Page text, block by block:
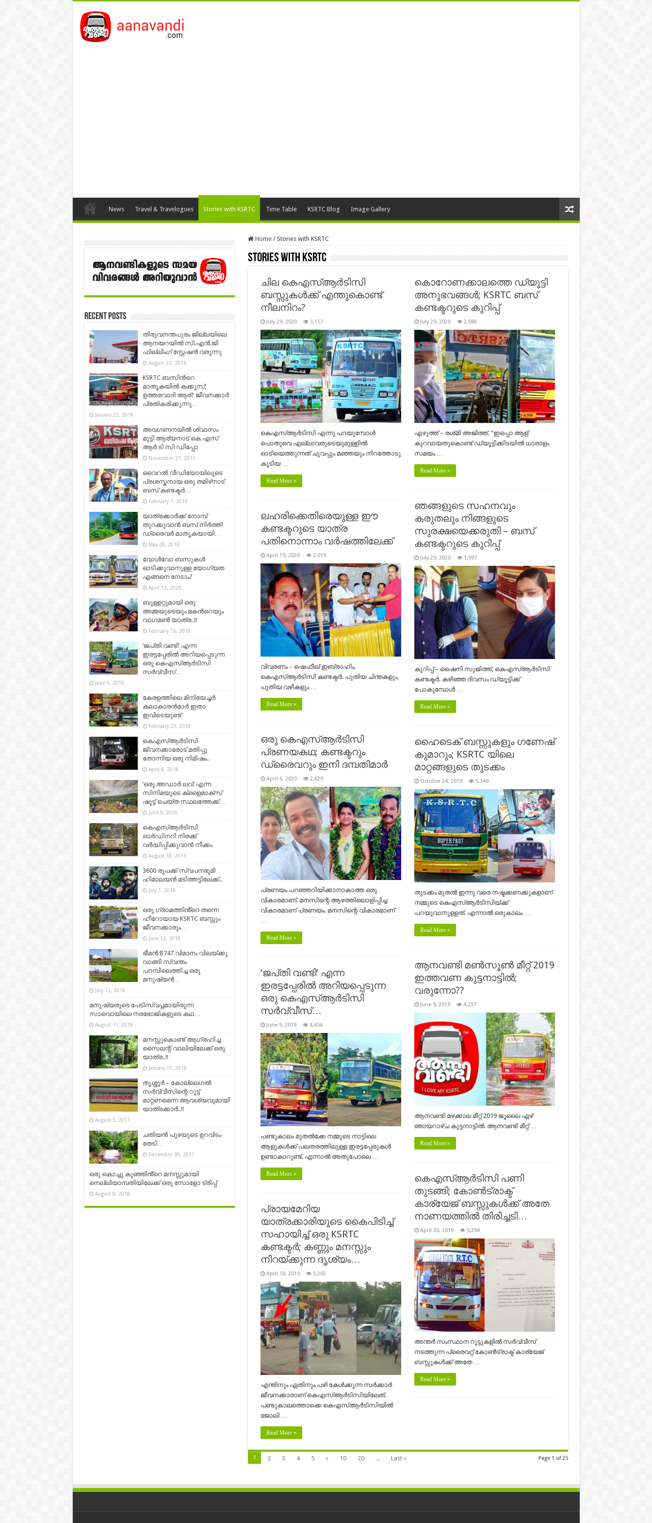
News Travel & Travelogues Stories with KSRTC Time Table KSRTC Blog Image Gallery
Home / Stories with KSRTC
Stories with KSRTC
ചില കെഎസ്ആർടിസി
ബസ്സുകൾക്ക് എന്തുകൊണ്ട്
നീലനിറം?
July 29, 2020 3,157
കെഎസ്ആർടിസി എന്നു പറയുമ്പോൾ
പൊതുവെ എല്ലാവരുടെയുമുള്ളിൽ
ഓടിയെത്തുന്നത് ചുവപ്പും മഞ്ഞയും നിറത്തോടു
കൂടിയ …
Read More »
കൊറോണക്കാലത്തെ ഡ്യൂട്ടി
അനുഭവങ്ങൾ; KSRTC ബസ്
കണ്ടക്ടറുടെ കുറിപ്പ്
July 29, 2020 2,086
എഴുത്ത് – രശ്‌മി അജിത്ത്. “ഇപ്പൊ ആള്
കുറവായതുകൊണ്ട് ഡ്യൂട്ടിക്കിടയിൽ ധാരാളം
സമയം …
Read More »
ഞങ്ങളുടെ സഹനവും
കരുതലും നിങ്ങളുടെ
സുരക്ഷയെക്കരുതി – ബസ്
കണ്ടക്ടറുടെ കുറിപ്പ്
July 29, 2020 1,997
കുറിപ്പ് – ഷൈനി സുജിത്ത്, കെഎസ്ആർടിസി
കണ്ടക്ടർ. കഴിഞ്ഞ ദിവസം ഡ്യൂട്ടിക്ക്
പോകുമ്പോൾ …
Read More »
ലഹരിക്കെതിരെയുള്ള ഈ
കണ്ടക്ടറുടെ യാത്ര
പതിനൊന്നാം വർഷത്തിലേക്ക്
April 19, 2020 2,019
വിവരണം – ഷെഫീഖ് ഇബ്രാഹിം,
കെഎസ്ആർടിസി കണ്ടക്ടർ. പുതിയ ചിന്തകളും,
പുതിയ വഴികളും …
Read More »
ഒരു കെഎസ്ആർടിസി
പ്രണയകഥ; കണ്ടക്ടറും
ഡ്രൈവറും ഇനി ദമ്പതിമാർ
April 6, 2020 2,629
പ്രണയം പറഞ്ഞറിയിക്കാനാകാത്ത ഒരു
വികാരമാണ്. മനസിന്റെ ആഴത്തിലൊളിപ്പിച്ച
വികാരമാണ് പ്രണയം. മനസിന്റെ വികാരമാണ്
…
Read More »
ഹൈടെക് ബസ്സുകളും ഗണേഷ്
കുമാറും; KSRTC യിലെ
മാറ്റങ്ങളുടെ തുടക്കം
October 24, 2019 5,349
തുടക്കം മുതൽ ഇന്നു വരെ നഷ്ടക്കണക്കുകളാണ്
നമ്മുടെ കെഎസ്ആർടിസിയ്ക്ക്
പറയുവാനുള്ളത്. എന്നാൽ ഒരുകാലം …
Read More »
ആനവണ്ടി മൺസൂൺ മീറ്റ് 2019
ഇത്തവണ കുട്ടനാട്ടിൽ;
വരുന്നോ??
June 9, 2019 4,237
ആനവണ്ടി മഴക്കാല മീറ്റ് 2019 ജൂലൈ ഏഴ്
ഞായറാഴ്ച കുട്ടനാട്ടിൽ. ആനവണ്ടി മീറ്റ് …
Read More »
‘ജപ്‌തി വണ്ടി’ എന്ന
ഇരട്ടപ്പേരിൽ അറിയപ്പെടുന്ന
ഒരു കെഎസ്ആർടിസി
സർവ്വീസ്…
June 9, 2019 4,454
പണ്ടുകാലം മുതൽക്കേ നമ്മുടെ നാട്ടിലെ
ആളുകൾക്ക് പലതരത്തിലുള്ള ഇരട്ടപ്പേരുകൾ
ഉണ്ടാകാറുണ്ട്. എന്നാൽ അതുപോലെ …
Read More »
കെഎസ്ആർടിസി പണി
തുടങ്ങി; കോൺട്രാക്ട്
കാര്യേജ് ബസ്സുകൾക്ക് അതേ
നാണയത്തിൽ തിരിച്ചടി…
April 30, 2019 5,294
അന്തർ സംസ്ഥാന റൂട്ടുകളിൽ സർവ്വീസ്
നടത്തുന്ന പ്രൈവറ്റ് കോൺട്രാക്ട് കാര്യേജ്
ബസ്സുകൾക്ക് അതേ …
Read More »
പ്രായമേറിയ
യാത്രക്കാരിയുടെ കൈപിടിച്ച്
സഹായിച്ച് ഒരു KSRTC
കണ്ടക്ടർ; കണ്ണും മനസ്സും
നിറയ്ക്കുന്ന ദൃശ്യം…
April 10, 2019 3,202
എന്തിനും ഏതിനും പഴി കേൾക്കുന്ന സർക്കാർ
ജീവനക്കാരാണ് കെഎസ്ആർടിസിയിലേത്.
പണ്ടുകാലത്തൊക്കെ കെഎസ്ആർടിസിയിൽ
ജോലി …
Read More »
Page 1 of 25
1 2 3 4 5 » 10 20 ... Last »
Recent Posts
തിരുവനന്തപുരം ജില്ലയിലെ
ആനയറയിൽ സി.എൻ.ജി
ഫില്ലിംഗ് സ്റ്റേഷൻ വരുന്നു
August 22, 2016
KSRTC ബസിന്‍റെ
മാതൃകയില്‍ കക്കൂസ്;
ഉത്തരവാദി ആര്? ജീവനക്കാർ
പ്രതികരിക്കുന്നു…
January 22, 2018
അവഗണനയില്‍ ശ്വാസം
മുട്ടി ആര്യനാട് കെ എസ്
ആര്‍ ടി സി ഡിപ്പോ
November 27, 2015
വൈറൽ വീഡിയോയിലൂടെ
പ്രശസ്തനായ ഒരു തമിഴ്‌നാട്
ബസ് കണ്ടക്ടർ…
February 7, 2019
യാത്രക്കാർക്ക് നോമ്പ്
തുറക്കുവാൻ ബസ് നിർത്തി
ഡ്രൈവർ മാതൃകയായി…
May 28, 2018
വോൾവോ ബസുകൾ
ഓടിക്കുവാനുള്ള യോഗ്യത
എങ്ങനെ നേടാം?
April 13, 2020
ബുള്ളറ്റുമായി ഒരു
അമ്മയുടെയും മകന്‍റെയും
വാഗമണ്‍ യാത്ര..!!
February 16, 2018
‘ജപ്‌തി വണ്ടി’ എന്ന
ഇരട്ടപ്പേരിൽ അറിയപ്പെടുന്ന
ഒരു കെഎസ്ആർടിസി
സർവ്വീസ്…
June 9, 2019
കേരളത്തിലെ മിനിയേച്ചർ
കലാകാരൻമാർ ഇതാ
ഇവിടെയുണ്ട്
February 23, 2018
കെഎസ്ആര്‍ടിസി
ജിവനക്കാരോട് മതിപ്പു
തോന്നിയ ഒരു നിമിഷം..
April 8, 2018
‘ഒരു അഡാർ ലവ്’ എന്ന
സിനിമയുടെ ക്ളൈമാക്സ്
ഷൂട്ട് ചെയ്ത സ്ഥലത്തേക്ക്…
June 9, 2020
കെഎസ്ആര്‍ടിസി
ഓര്‍ഡിനറി നിരക്ക്
വര്‍ദ്ധിപ്പിക്കുവാന്‍ നീക്കം
August 18, 2016
3600 രൂപക്ക് സ്വപനഭൂമി
ഹിമാലയൻ മടിത്തട്ടിലേക്ക്..
July 1, 2018
ഒരു ഗ്രാമത്തിൻ്റെ തന്നെ
ഹീറോയായ KSRTC ബസ്സും
ജീവനക്കാരും…
June 12, 2018
ഭീമൻ B747 വിമാനം വിലയ്ക്കു
വാങ്ങി സ്വന്തം
പറമ്പിലെത്തിച്ച ഒരു
മനുഷ്യൻ…
July 12, 2018
മനുഷ്യരുടെ പേടിസ്വപ്നമായിരുന്ന
സാവൊയിലെ നരഭോജികളുടെ കഥ…
August 11, 2018
മനസ്സുകൊണ്ട് ആഗ്രഹിച്ച
സൈലന്റ് വാലിയിലേക്ക് ഒരു
യാത്ര..!!
January 11, 2018
തൃശ്ശൂർ – കോല്ലെഗൽ
സർവ്വീസിന്റെ റൂട്ട്
മാറ്റണമെന്ന ആവശ്യവുമായി
യാത്രക്കാർ..!!
August 5, 2017
ചതിയൻ പുഴയുടെ ഉറവിടം
തേടി…
December 30, 2017
ഒരു കൊച്ചു കുഞ്ഞിൻ്റെ മനസ്സുമായി
നെല്ലിയാമ്പതിയിലേക്ക് ഒരു സോളോ ട്രിപ്പ്‌
August 8, 2018